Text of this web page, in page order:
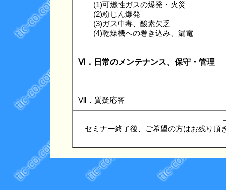
(1)可燃性ガスの爆発・火災
(2)粉じん爆発
(3)ガス中毒、酸素欠乏
(4)乾燥機への巻き込み、漏電
Ⅵ．日常のメンテナンス、保守・管理
Ⅶ．質疑応答
セミナー終了後、ご希望の方はお残り頂